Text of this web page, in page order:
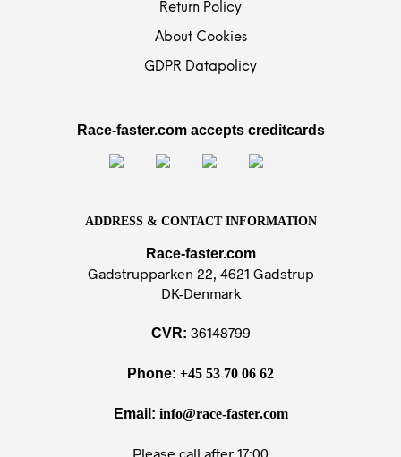
Return Policy
About Cookies
GDPR Datapolicy
Race-faster.com accepts creditcards
ADDRESS & CONTACT INFORMATION
Race-faster.com
Gadstrupparken 22, 4621 Gadstrup
DK-Denmark
CVR: 36148799
Phone: +45 53 70 06 62
Email: info@race-faster.com
Please call after 17:00